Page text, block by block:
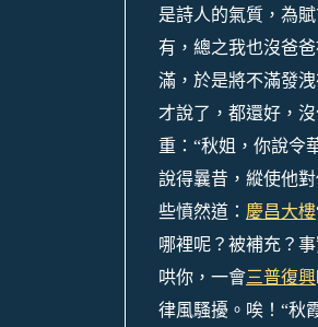
是詩人的氣質，為
有，總之我也沒爸
滿，於是將不滿發
才說了，都還好，
重：“秋姐，你說令
說得曩昔，縱使他
些憤然道： 慶昌大樓
哪裡呢？被補充？
哄你，一會三普復興
律風騷擾。唉！“秋